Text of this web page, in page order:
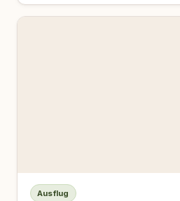
Ausflug